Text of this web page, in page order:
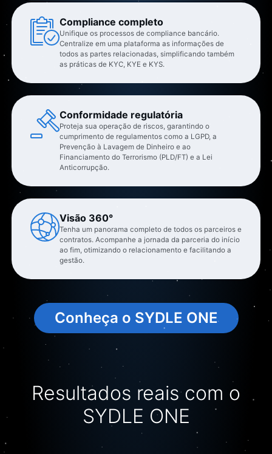
Conheça o SYDLE ONE
Resultados reais com o
SYDLE ONE